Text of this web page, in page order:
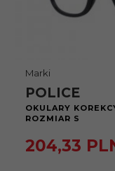
Marki
POLICE
OKULARY
ROZMIAR S
204,33